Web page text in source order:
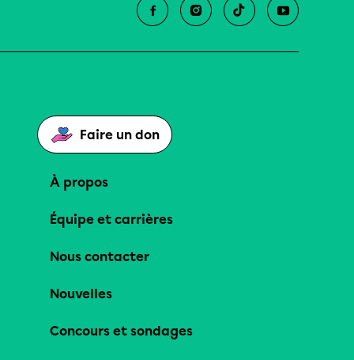
Faire un don
À propos
Équipe et carrières
Nous contacter
Nouvelles
Concours et sondages